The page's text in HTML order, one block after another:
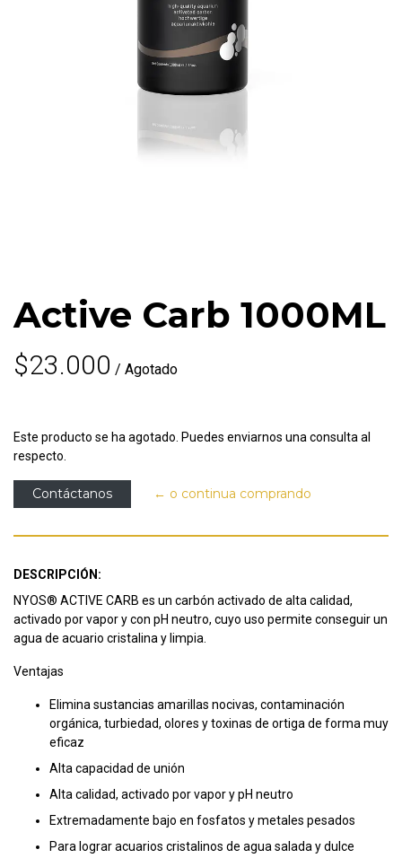
Active Carb 1000ML
$23.000 / Agotado
Este producto se ha agotado. Puedes enviarnos una consulta al
respecto.
Contáctanos ← o continua comprando
DESCRIPCIÓN:
NYOS® ACTIVE CARB es un carbón activado de alta calidad,
activado por vapor y con pH neutro, cuyo uso permite conseguir un
agua de acuario cristalina y limpia.
Ventajas
Elimina sustancias amarillas nocivas, contaminación
orgánica, turbiedad, olores y toxinas de ortiga de forma muy
eficaz
Alta capacidad de unión
Alta calidad, activado por vapor y pH neutro
Extremadamente bajo en fosfatos y metales pesados
Para lograr acuarios cristalinos de agua salada y dulce